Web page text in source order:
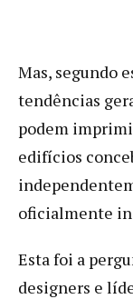
Mas, segundo
tendências
podem
edifícios
oficialmente
Esta foi a
designers e